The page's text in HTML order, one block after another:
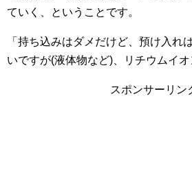
ていく、ということです。
「持ち込みはダメだけど、預け入れ
いですが(液体物など)、リチウムイオ
スポンサーリン